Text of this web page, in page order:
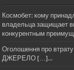
Космобет: кому
владельца защищает
конкурентным
Оголошення про
ДЖЕРЕЛО […]...